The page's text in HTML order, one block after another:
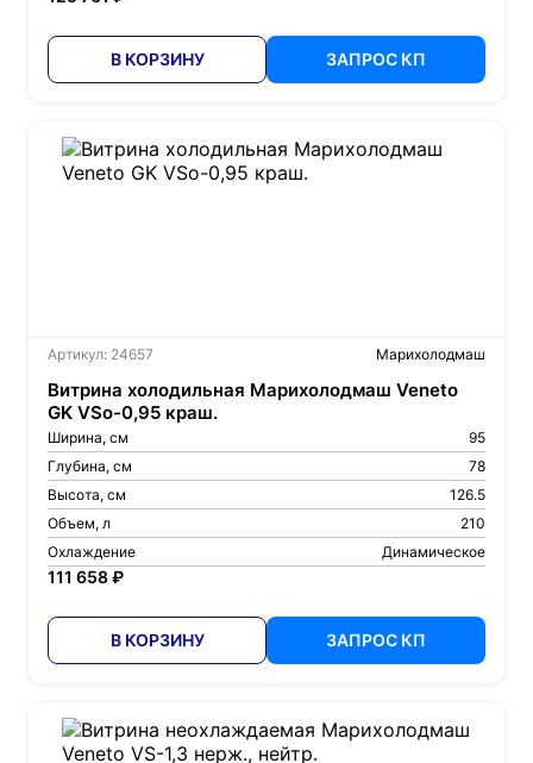
В КОРЗИНУ ЗАПРОС КП
Артикул: 24657 Марихолодмаш
Витрина холодильная Марихолодмаш Veneto
GK VSo-0,95 краш.
Ширина, см
95
Глубина, см
78
Высота, см
126.5
Объем, л
210
Охлаждение
Динамическое
111 658 ₽
В КОРЗИНУ ЗАПРОС КП